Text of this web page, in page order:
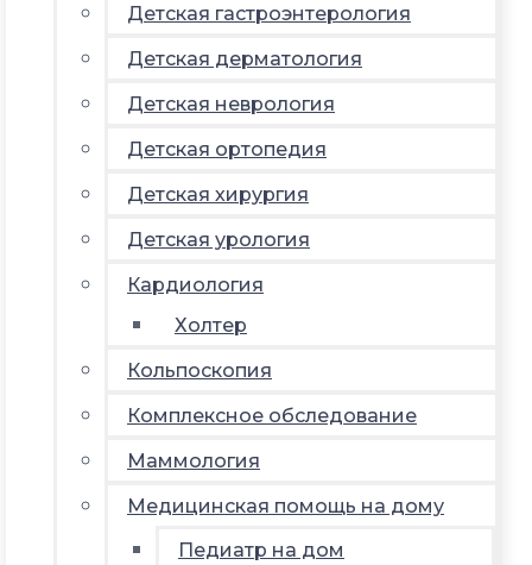
Детская гастроэнтерология
Детская дерматология
Детская неврология
Детская ортопедия
Детская хирургия
Детская урология
Кардиология
Холтер
Кольпоскопия
Комплексное обследование
Маммология
Медицинская помощь на дому
Педиатр на дом